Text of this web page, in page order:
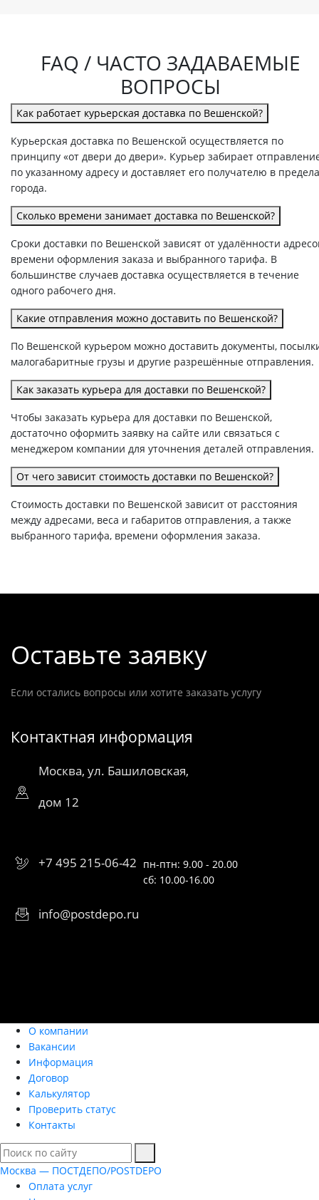
FAQ / ЧАСТО ЗАДАВАЕМЫЕ
ВОПРОСЫ
Как работает курьерская доставка по Вешенской?
Курьерская доставка по Вешенской осуществляется по
принципу «от двери до двери». Курьер забирает
по указанному адресу и доставляет его получателю в
города.
Сколько времени занимает доставка по Вешенской?
Сроки доставки по Вешенской зависят от удалённости
времени оформления заказа и выбранного тарифа. В
большинстве случаев доставка осуществляется в течение
одного рабочего дня.
Какие отправления можно доставить по Вешенской?
По Вешенской курьером можно доставить документы,
малогабаритные грузы и другие разрешённые отправления.
Как заказать курьера для доставки по Вешенской?
Чтобы заказать курьера для доставки по Вешенской,
достаточно оформить заявку на сайте или связаться с
менеджером компании для уточнения деталей отправления.
От чего зависит стоимость доставки по Вешенской?
Стоимость доставки по Вешенской зависит от расстояния
между адресами, веса и габаритов отправления, а также
выбранного тарифа, времени оформления заказа.
Оставьте заявку
Если остались вопросы или хотите заказать услугу
Контактная информация
Москва, ул. Башиловская,
дом 12
+7 495 215-06-42 пн-птн: 9.00 - 20.00
сб: 10.00-16.00
info@postdepo.ru
О компании
Вакансии
Информация
Договор
Калькулятор
Проверить статус
Контакты
Москва — ПОСТДЕПО/POSTDEPO
Оплата услуг